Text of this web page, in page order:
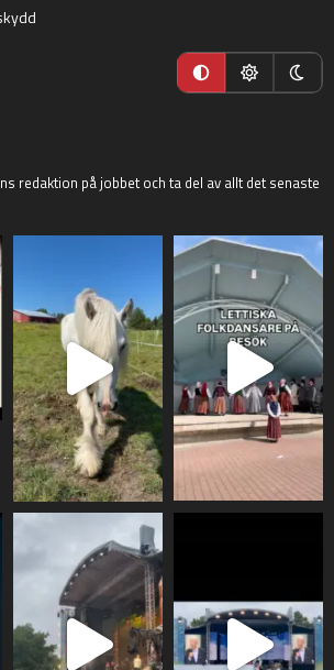
redaktion på jobbet och ta del av allt det senaste